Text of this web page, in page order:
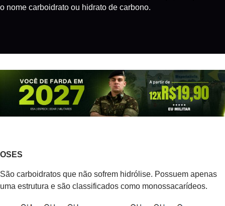
o nome carboidrato ou hidrato de carbono.
OSES
São carboidratos que não sofrem hidrólise. Possuem apenas
uma estrutura e são classificados como monossacarídeos.